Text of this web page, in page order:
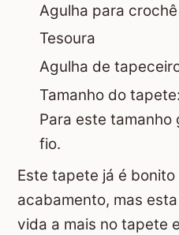
Agulha para
Tesoura
Agulha de
Tamanho do
Para este
fio.
Este tapete já é
acabamento, mas
vida a mais no tapete